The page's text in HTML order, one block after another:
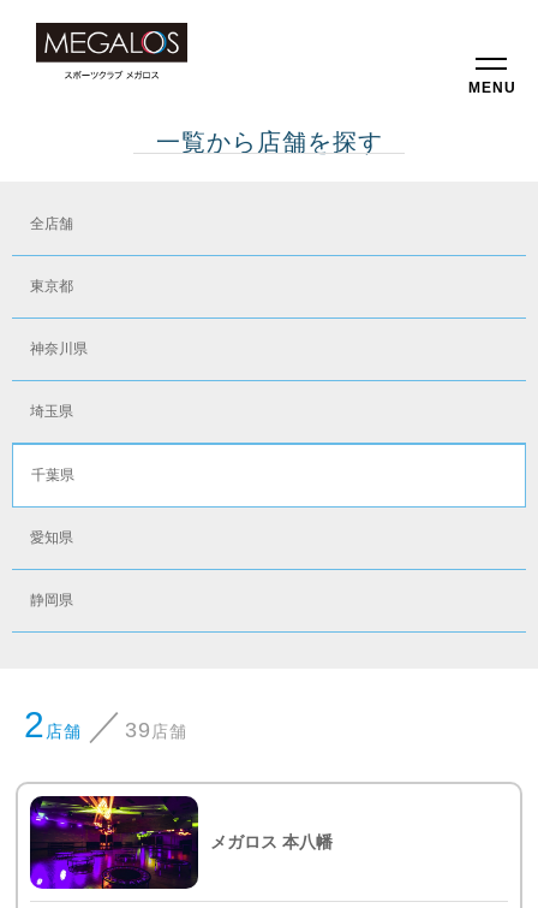
MENU
一覧から店舗を探す
全店舗
東京都
神奈川県
埼玉県
千葉県
愛知県
静岡県
2 店舗 39 店舗
メガロス 本八幡